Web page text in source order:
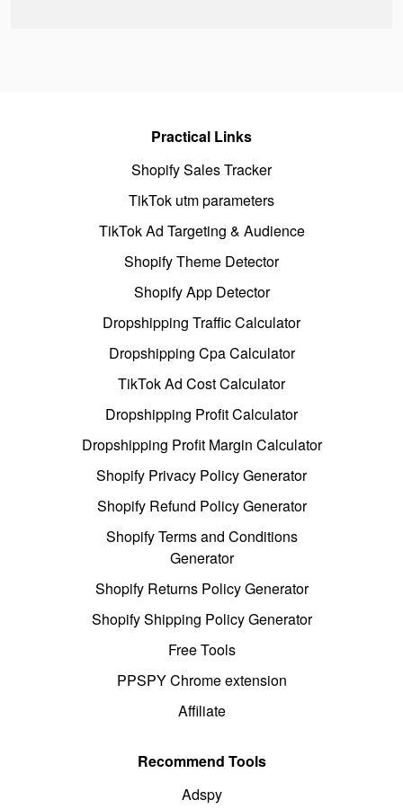
Practical Links
Shopify Sales Tracker
TikTok utm parameters
TikTok Ad Targeting & Audience
Shopify Theme Detector
Shopify App Detector
Dropshipping Traffic Calculator
Dropshipping Cpa Calculator
TikTok Ad Cost Calculator
Dropshipping Profit Calculator
Dropshipping Profit Margin Calculator
Shopify Privacy Policy Generator
Shopify Refund Policy Generator
Shopify Terms and Conditions
Generator
Shopify Returns Policy Generator
Shopify Shipping Policy Generator
Free Tools
PPSPY Chrome extension
Affiliate
Recommend Tools
Adspy